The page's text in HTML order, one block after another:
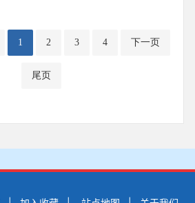
1 2 3 4 下一页
尾页